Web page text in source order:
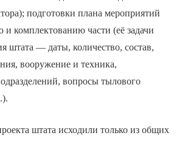
подготовки плана мероприятий
комплектованию части (её задачи
штата — даты, количество, состав,
вооружение и техника,
вопросы тылового
штата исходили только из общих